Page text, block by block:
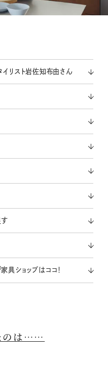
e
イリスト岩佐知布由さん
す
具ショップはココ！
のは……